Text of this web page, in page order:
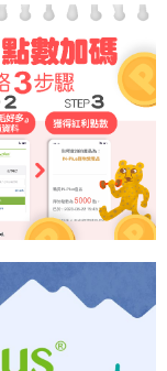
通過，訂單將自動取
分期系統評分，恕無
結算日後寄送繳費提
大直營門市／銀行轉
本公司）所提供，讓
店將買賣／分期付款
，商店將以您的個人
蒐集、處理及利用，
及更正。
userRule
「AFTEE先享後付」
。
結，可透過四大超商／
成。
需要取消訂單，請聯絡
顯示為準，若有關於
繫「AFTEE先享後付